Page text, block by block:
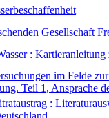
Gesellschaft
:
im Felde
Teil 1, Ansprache
: